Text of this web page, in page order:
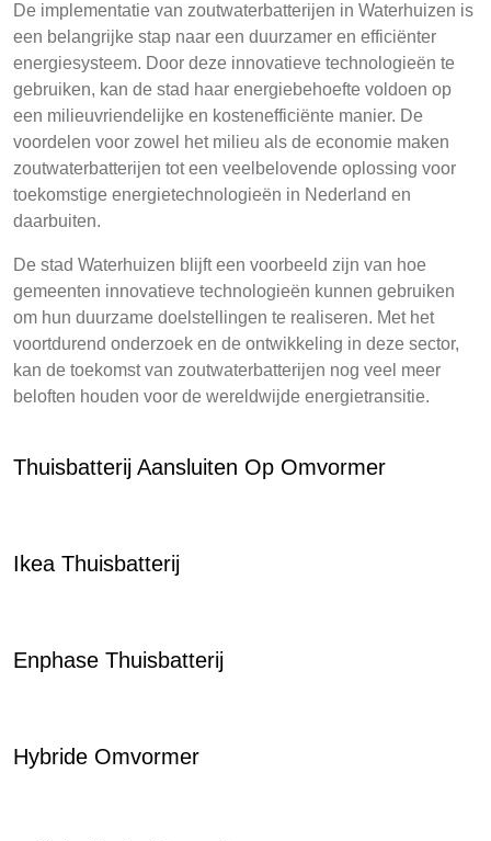
De implementatie van zoutwaterbatterijen in Waterhuizen is
een belangrijke stap naar een duurzamer en efficiënter
energiesysteem. Door deze innovatieve technologieën te
gebruiken, kan de stad haar energiebehoefte voldoen op
een milieuvriendelijke en kostenefficiënte manier. De
voordelen voor zowel het milieu als de economie maken
zoutwaterbatterijen tot een veelbelovende oplossing voor
toekomstige energietechnologieën in Nederland en
daarbuiten.
De stad Waterhuizen blijft een voorbeeld zijn van hoe
gemeenten innovatieve technologieën kunnen gebruiken
om hun duurzame doelstellingen te realiseren. Met het
voortdurend onderzoek en de ontwikkeling in deze sector,
kan de toekomst van zoutwaterbatterijen nog veel meer
beloften houden voor de wereldwijde energietransitie.
Thuisbatterij Aansluiten Op Omvormer
Ikea Thuisbatterij
Enphase Thuisbatterij
Hybride Omvormer